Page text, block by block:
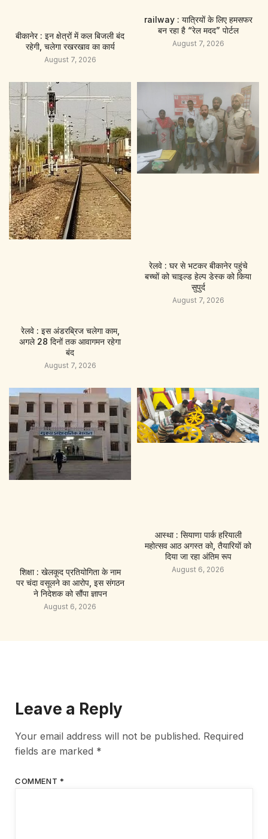
बीकानेर : इन क्षेत्रों में कल बिजली बंद
रहेगी, चलेगा रखरखाव का कार्य
August 7, 2026
railway : यात्रियों के लिए हमसफर
बन रहा है “रेल मदद” पाेर्टल
August 7, 2026
रेलवे : इस अंडरब्रिज चलेगा काम,
अगले 28 दिनों तक आवागमन रहेगा
बंद
August 7, 2026
रेलवे : घर से भटकर बीकानेर पहुंचे
बच्चों को चाइल्ड हेल्प डेस्क को किया
सुपुर्द
August 7, 2026
शिक्षा : खेलकूद प्रतियोगिता के नाम
पर चंदा वसूलने का आरोप, इस संगठन
ने निदेशक को सौंपा ज्ञापन
August 6, 2026
आस्था : सियाणा पार्क हरियाली
महोत्सव आठ अगस्त को, तैयारियों को
दिया जा रहा अंतिम रूप
August 6, 2026
Leave a Reply
Your email address will not be published. Required
fields are marked *
COMMENT *